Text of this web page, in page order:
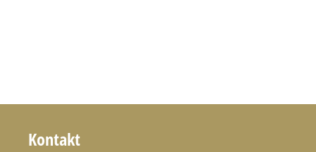
Kontakt